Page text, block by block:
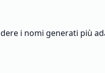
i nomi generati più